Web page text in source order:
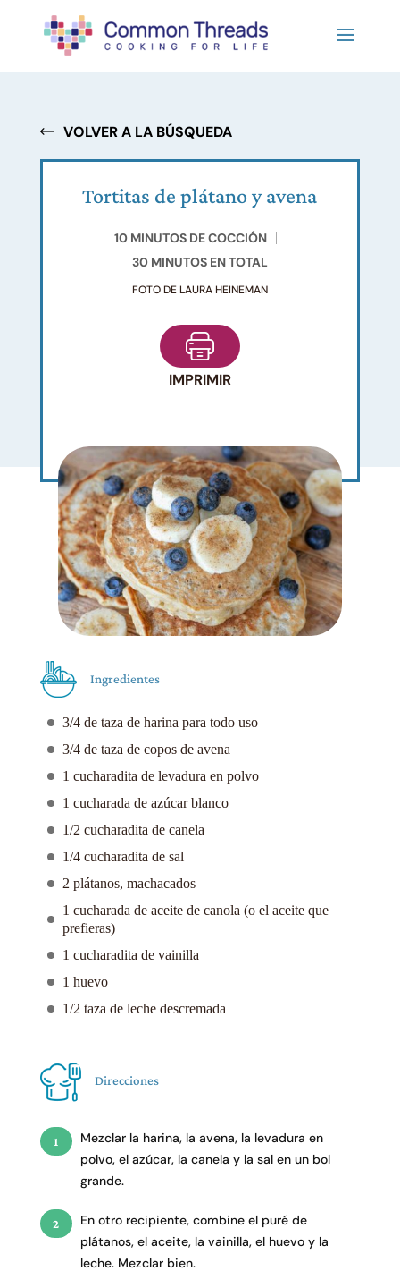
VOLVER A LA BÚSQUEDA
Tortitas de plátano y avena
10 MINUTOS DE COCCIÓN
30 MINUTOS EN TOTAL
FOTO DE LAURA HEINEMAN
IMPRIMIR
Ingredientes
3/4 de taza de harina para todo uso
3/4 de taza de copos de avena
1 cucharadita de levadura en polvo
1 cucharada de azúcar blanco
1/2 cucharadita de canela
1/4 cucharadita de sal
2 plátanos, machacados
1 cucharada de aceite de canola (o el aceite que
prefieras)
1 cucharadita de vainilla
1 huevo
1/2 taza de leche descremada
Direcciones
Mezclar la harina, la avena, la levadura en
polvo, el azúcar, la canela y la sal en un bol
grande.
En otro recipiente, combine el puré de
plátanos, el aceite, la vainilla, el huevo y la
leche. Mezclar bien.